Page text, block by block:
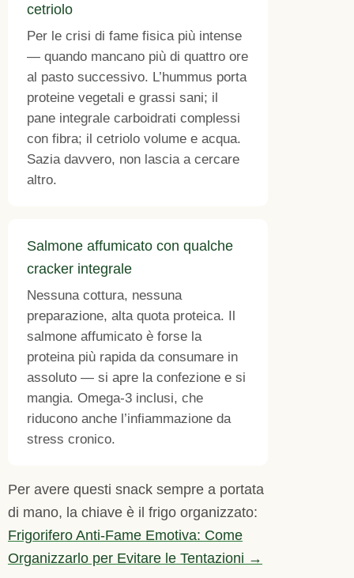
cetriolo
Per le crisi di fame fisica più intense
— quando mancano più di quattro ore
al pasto successivo. L’hummus porta
proteine vegetali e grassi sani; il
pane integrale carboidrati complessi
con fibra; il cetriolo volume e acqua.
Sazia davvero, non lascia a cercare
altro.
Salmone affumicato con qualche
cracker integrale
Nessuna cottura, nessuna
preparazione, alta quota proteica. Il
salmone affumicato è forse la
proteina più rapida da consumare in
assoluto — si apre la confezione e si
mangia. Omega-3 inclusi, che
riducono anche l’infiammazione da
stress cronico.
Per avere questi snack sempre a portata
di mano, la chiave è il frigo organizzato:
Frigorifero Anti-Fame Emotiva: Come
Organizzarlo per Evitare le Tentazioni →